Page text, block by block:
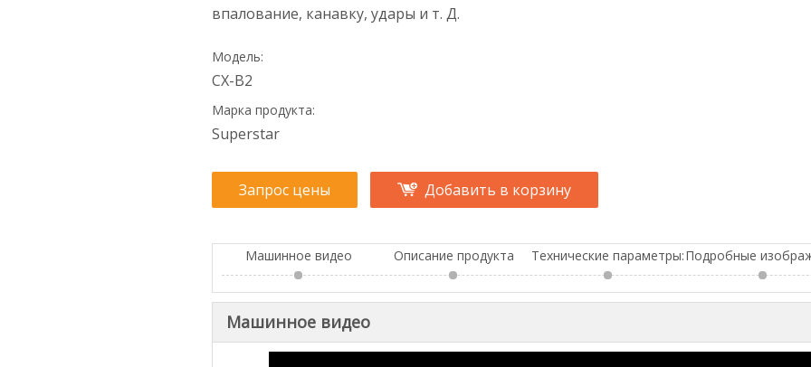
впалование, канавку, удары и т. Д.
Модель:
CX-B2
Марка продукта:
Superstar
Запрос цены Добавить в корзину
Машинное видео Описание продукта Технические параметры:
Машинное видео